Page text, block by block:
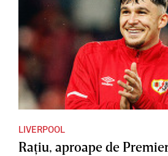
LIVERPOOL
Raţiu, aproape de